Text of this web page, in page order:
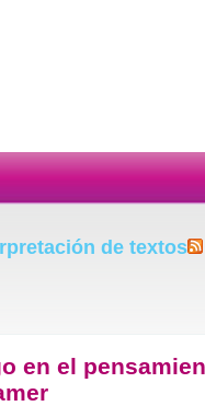
de textos
en el